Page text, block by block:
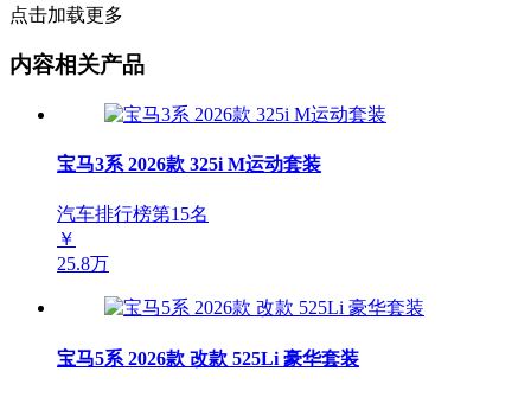
点击加载更多
内容相关产品
宝马3系 2026款 325i M运动套装
汽车排行榜第15名
￥
25.8万
宝马5系 2026款 改款 525Li 豪华套装